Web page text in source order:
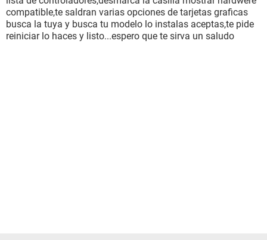
compatible,te saldran varias opciones de tarjetas graficas
busca la tuya y busca tu modelo lo instalas aceptas,te pide
reiniciar lo haces y listo...espero que te sirva un saludo